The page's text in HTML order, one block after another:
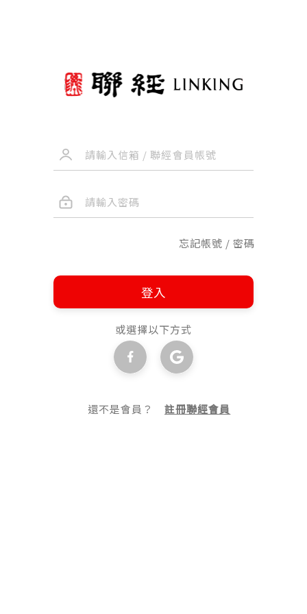
忘記帳號 / 密碼
登入
或選擇以下方式
還不是會員？註冊聯經會員